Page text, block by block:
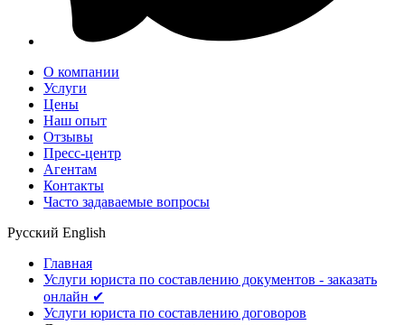
О компании
Услуги
Цены
Наш опыт
Отзывы
Пресс-центр
Агентам
Контакты
Часто задаваемые вопросы
Русский English
Главная
Услуги юриста по составлению документов - заказать
онлайн ✔
Услуги юриста по составлению договоров